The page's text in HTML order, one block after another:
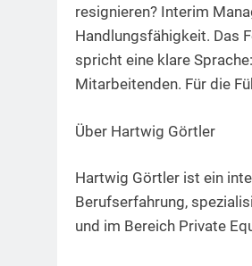
resignieren? Interim
Handlungsfähigkeit. Das
spricht eine klare
Mitarbeitenden. Für die
Über Hartwig Görtler
Hartwig Görtler ist ein
Berufserfahrung,
und im Bereich Private